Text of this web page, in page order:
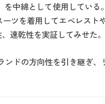
を中綿として使用してい
ツを着用してエベレスト
速乾性を実証してみせた。
ドの方向性を引き継ぎ